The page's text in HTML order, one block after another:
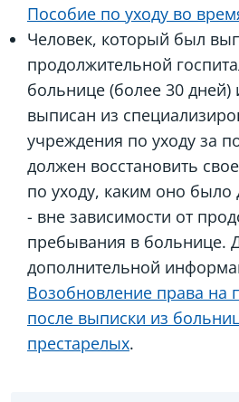
Пособие по уходу во
Человек, который был
продолжительной
больнице (более 30 дней)
выписан из
учреждения по уходу за
должен восстановить
по уходу, каким оно было
- вне зависимости от
пребывания в больнице.
дополнительной
Возобновление права на
после выписки из
престарелых.